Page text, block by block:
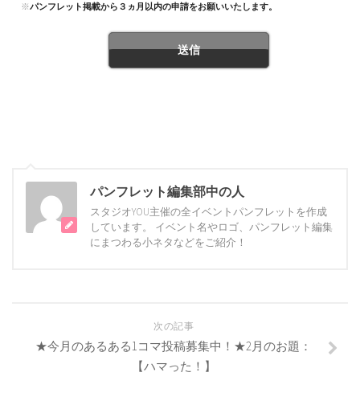
※パンフレット掲載から３ヵ月以内の申請をお願いいたします。
パンフレット編集部中の人
スタジオYOU主催の全イベントパンフレットを作成
しています。 イベント名やロゴ、パンフレット編集
にまつわる小ネタなどをご紹介！
次の記事
★今月のあるある1コマ投稿募集中！★2月のお題：
【ハマった！】